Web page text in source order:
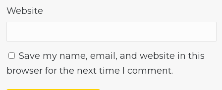
Website
Save my name, email, and website in this
browser for the next time I comment.